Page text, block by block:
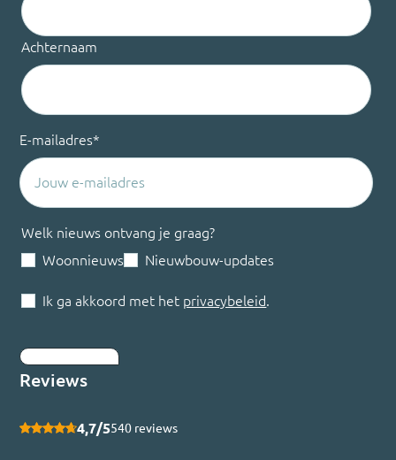
Achternaam
E-mailadres*
Welk nieuws ontvang je graag?
Woonnieuws
Nieuwbouw-updates
Ik ga akkoord met het privacybeleid.
Reviews
4,7/5540 reviews